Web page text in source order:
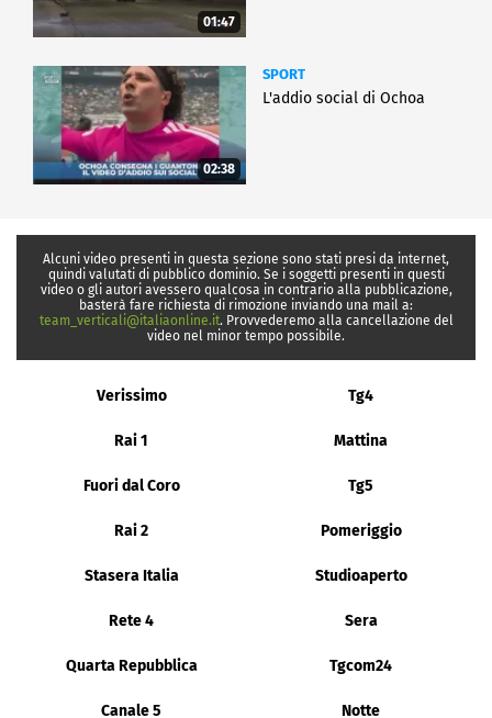
01:47
02:38
SPORT
L'addio social di Ochoa
Alcuni video presenti in questa sezione sono stati presi da internet,
quindi valutati di pubblico dominio. Se i soggetti presenti in questi
video o gli autori avessero qualcosa in contrario alla pubblicazione,
basterà fare richiesta di rimozione inviando una mail a:
team_verticali@italiaonline.it. Provvederemo alla cancellazione del
video nel minor tempo possibile.
Verissimo Tg4
Rai 1 Mattina
Fuori dal Coro Tg5
Rai 2 Pomeriggio
Stasera Italia Studioaperto
Rete 4 Sera
Quarta Repubblica Tgcom24
Canale 5 Notte